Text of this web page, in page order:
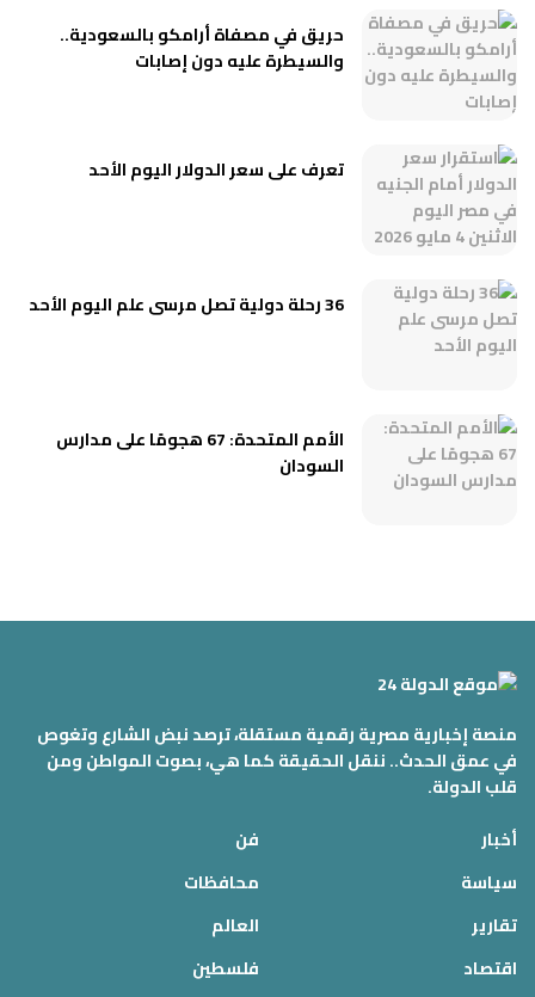
حريق في مصفاة أرامكو بالسعودية..
والسيطرة عليه دون إصابات
تعرف على سعر الدولار اليوم الأحد
36 رحلة دولية تصل مرسى علم اليوم الأحد
الأمم المتحدة: 67 هجومًا على مدارس
السودان
منصة إخبارية مصرية رقمية مستقلة، ترصد نبض الشارع وتغوص
في عمق الحدث.. ننقل الحقيقة كما هي، بصوت المواطن ومن
قلب الدولة.
أخبار
سياسة
تقارير
اقتصاد
فن
محافظات
العالم
فلسطين